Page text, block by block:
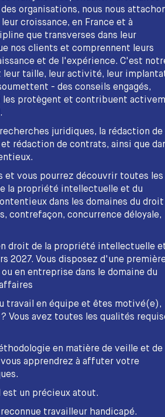
organisations, nous nous
croissance, en France et à
que transverses dans leur
nos clients et comprennent leurs
et de l'expérience. C'est
taille, leur activité, leur
- des conseils engagés,
les protègent et contribuent
juridiques, la rédaction de
rédaction de contrats, ainsi que
et vous pourrez découvrir toutes les
la propriété intellectuelle et du
dans les domaines du
contrefaçon, concurrence déloyale,
droit de la propriété intellectuelle
2027. Vous disposez d'une
en entreprise dans le domaine du
travail en équipe et êtes motivé(e),
avez toutes les qualités
en matière de veille et de
apprendrez à affuter votre
un précieux atout.
travailleur handicapé.